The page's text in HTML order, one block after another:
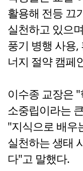
활용해 전등 끄
실천하고 있으
풍기 병행 사용,
너지 절약 캠페
이수종 교장은
소중립이라는
"지식으로 배우
실천하는 생태
다"고 말했다.